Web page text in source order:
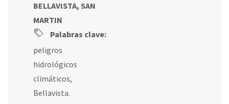
BELLAVISTA, SAN
MARTIN
Palabras clave:
peligros
hidrológicos
climáticos,
Bellavista.